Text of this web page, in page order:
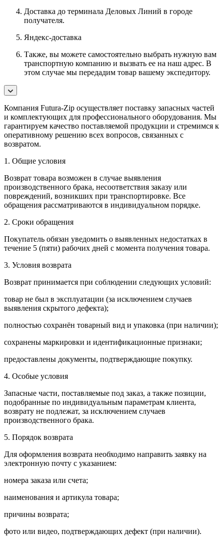
Доставка до терминала Деловых Линий в городе
получателя.
Яндекс-доставка
Также, вы можете самостоятельно выбрать нужную вам
транспортную компанию и вызвать ее на наш адрес. В
этом случае мы передадим товар вашему экспедитору.
Компания Futura-Zip осуществляет поставку запасных частей
и комплектующих для профессионального оборудования. Мы
гарантируем качество поставляемой продукции и стремимся к
оперативному решению всех вопросов, связанных с
возвратом.
1. Общие условия
Возврат товара возможен в случае выявления
производственного брака, несоответствия заказу или
повреждений, возникших при транспортировке. Все
обращения рассматриваются в индивидуальном порядке.
2. Сроки обращения
Покупатель обязан уведомить о выявленных недостатках в
течение 5 (пяти) рабочих дней с момента получения товара.
3. Условия возврата
Возврат принимается при соблюдении следующих условий:
товар не был в эксплуатации (за исключением случаев
выявления скрытого дефекта);
полностью сохранён товарный вид и упаковка (при наличии);
сохранены маркировки и идентификационные признаки;
предоставлены документы, подтверждающие покупку.
4. Особые условия
Запасные части, поставляемые под заказ, а также позиции,
подобранные по индивидуальным параметрам клиента,
возврату не подлежат, за исключением случаев
производственного брака.
5. Порядок возврата
Для оформления возврата необходимо направить заявку на
электронную почту с указанием:
номера заказа или счета;
наименования и артикула товара;
причины возврата;
фото или видео, подтверждающих дефект (при наличии).